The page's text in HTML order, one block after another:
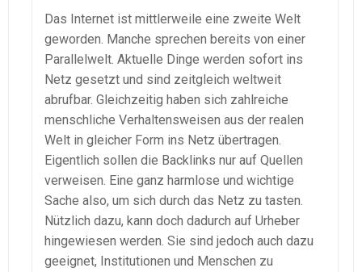
Das Internet ist mittlerweile eine zweite Welt
geworden. Manche sprechen bereits von einer
Parallelwelt. Aktuelle Dinge werden sofort ins
Netz gesetzt und sind zeitgleich weltweit
abrufbar. Gleichzeitig haben sich zahlreiche
menschliche Verhaltensweisen aus der realen
Welt in gleicher Form ins Netz übertragen.
Eigentlich sollen die Backlinks nur auf Quellen
verweisen. Eine ganz harmlose und wichtige
Sache also, um sich durch das Netz zu tasten.
Nützlich dazu, kann doch dadurch auf Urheber
hingewiesen werden. Sie sind jedoch auch dazu
geeignet, Institutionen und Menschen zu